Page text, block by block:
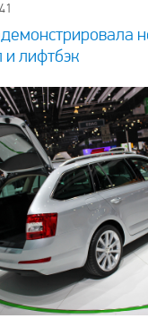
и лифтбэк